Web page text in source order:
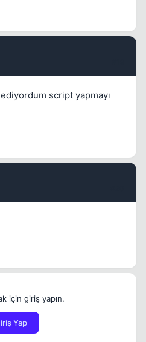
script yapmayı
için giriş yapın.
Yap